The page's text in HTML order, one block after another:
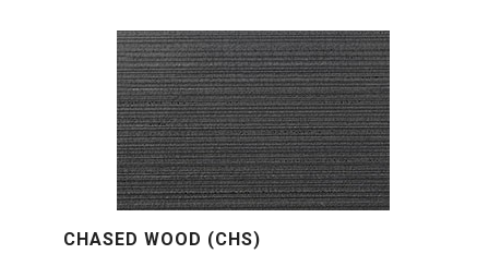
CHASED WOOD (CHS)